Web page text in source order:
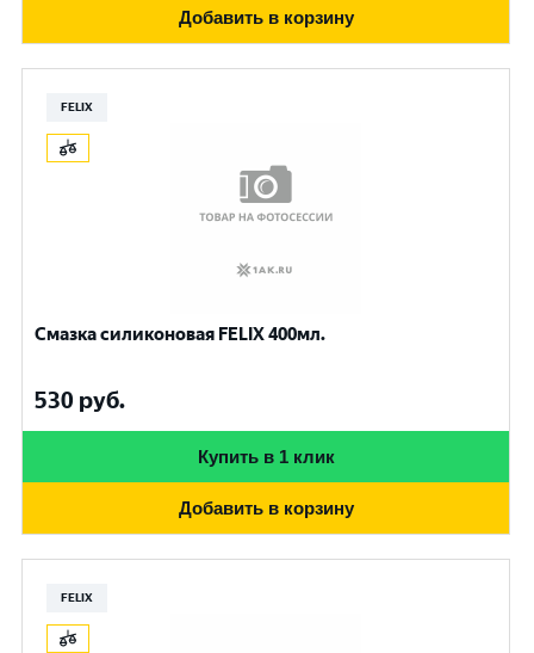
Добавить в корзину
FELIX
Смазка силиконовая FELIX 400мл.
530 руб.
Купить в 1 клик
Добавить в корзину
FELIX